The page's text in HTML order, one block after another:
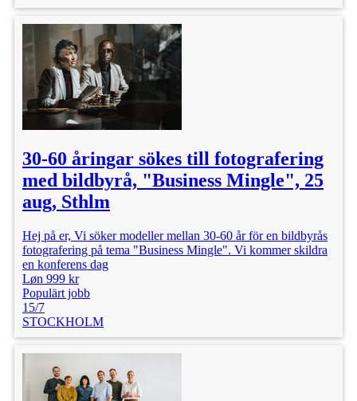
30-60 åringar sökes till fotografering
med bildbyrå, "Business Mingle", 25
aug, Sthlm
Hej på er, Vi söker modeller mellan 30-60 år för en bildbyrås
fotografering på tema "Business Mingle". Vi kommer skildra
en konferens dag
Løn 999 kr
Populärt jobb
15/7
STOCKHOLM